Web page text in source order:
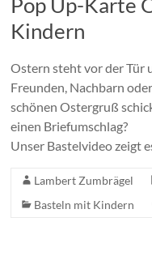
Kindern
Ostern steht vor der Tür
Freunden, Nachbarn
schönen Ostergruß
einen Briefumschlag?
Unser Bastelvideo zeigt
Lambert Zumbrägel
Basteln mit Kindern